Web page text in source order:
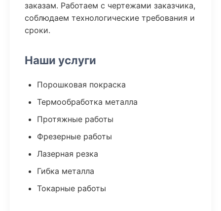
заказам. Работаем с чертежами заказчика,
соблюдаем технологические требования и
сроки.
Наши услуги
Порошковая покраска
Термообработка металла
Протяжные работы
Фрезерные работы
Лазерная резка
Гибка металла
Токарные работы